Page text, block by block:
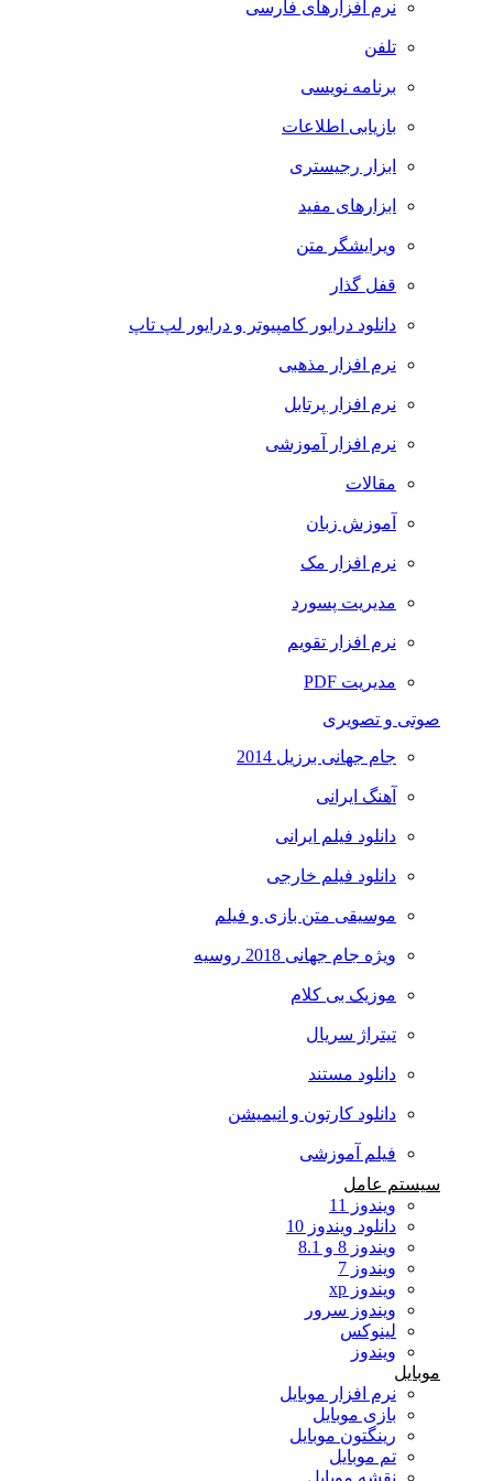
نرم افزارهای فارسی
تلفن
برنامه نویسی
بازیابی اطلاعات
ابزار رجیستری
ابزارهای مفید
ویرایشگر متن
قفل گذار
دانلود درایور کامپیوتر و درایور لپ تاپ
نرم افزار مذهبی
نرم افزار پرتابل
نرم افزار آموزشی
مقالات
آموزش زبان
نرم افزار مک
مدیریت پسورد
نرم افزار تقویم
مدیریت PDF
صوتی و تصویری
جام جهانی برزیل 2014
آهنگ ایرانی
دانلود فیلم ایرانی
دانلود فیلم خارجی
موسیقی متن بازی و فیلم
ویژه جام جهانی 2018 روسیه
موزیک بی کلام
تیتراژ سریال
دانلود مستند
دانلود کارتون و انیمیشن
فیلم آموزشی
سیستم عامل
ویندوز 11
دانلود ویندوز 10
ویندوز 8 و 8.1
ویندوز 7
ویندوز xp
ویندوز سرور
لینوکس
ویندوز
موبایل
نرم افزار موبایل
بازی موبایل
رینگتون موبایل
تم موبایل
نقشه موبایل